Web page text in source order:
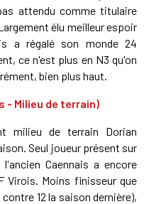
attendu comme titulaire
élu meilleur espoir
a régalé son monde 24
ce n'est plus en N3 qu'on
bien plus haut.
- Milieu de terrain)
milieu de terrain Dorian
Seul joueur présent sur
Caennais a encore
Virois. Moins finisseur que
12 la saison dernière),